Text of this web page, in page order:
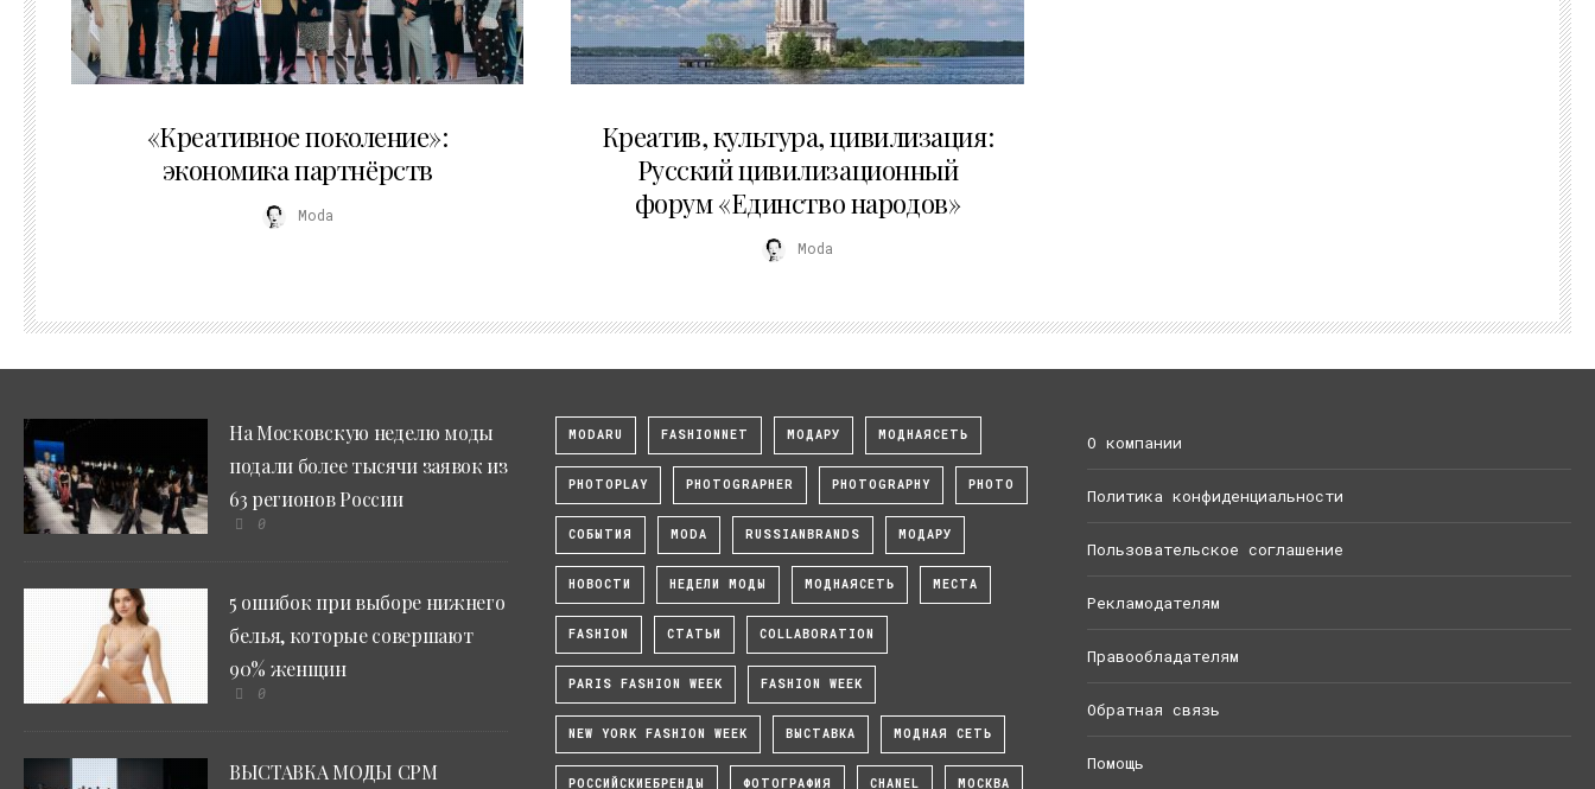
«Креативное поколение»:
экономика партнёрств
Moda
Креатив, культура, цивилизация:
Русский цивилизационный
форум «Единство народов»
Moda
На Московскую неделю моды
подали более тысячи заявок из
63 регионов России
0
5 ошибок при выборе нижнего
белья, которые совершают
90% женщин
0
ВЫСТАВКА МОДЫ CPM
MODARU FASHIONNET МОДАРУ МОДНАЯСЕТЬ
PHOTOPLAY PHOTOGRAPHER PHOTOGRAPHY PHOTO
СОБЫТИЯ MODA RUSSIANBRANDS МОДАРУ
НОВОСТИ НЕДЕЛИ МОДЫ МОДНАЯСЕТЬ МЕСТА
FASHION СТАТЬИ COLLABORATION
PARIS FASHION WEEK FASHION WEEK
NEW YORK FASHION WEEK ВЫСТАВКА МОДНАЯ СЕТЬ
РОССИЙСКИЕБРЕНДЫ ФОТОГРАФИЯ CHANEL МОСКВА
О компании
Политика конфиденциальности
Пользовательское соглашение
Рекламодателям
Правообладателям
Обратная связь
Помощь